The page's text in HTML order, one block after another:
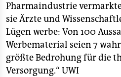
Pharmaindustrie
sie Ärzte und
Lügen werbe: Von 100
Werbematerial seien 7
größte Bedrohung für die
Versorgung.“ UWI